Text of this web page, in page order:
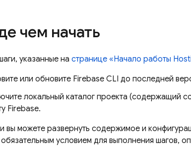
чем начать
указанные на странице «Начало работы
или обновите Firebase CLI до последней
локальный каталог проекта (содержащий
Firebase.
вы можете развернуть содержимое и
обязательным условием для выполнения шагов,